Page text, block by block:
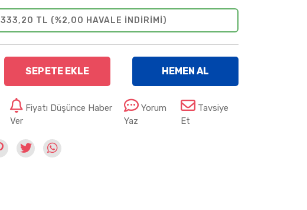
333,20 TL (%2,00 HAVALE INDIRIMI)
SEPETE EKLE HEMEN AL
Fiyatı Düşünce Haber
Ver
Yorum
Yaz
Tavsiye
Et